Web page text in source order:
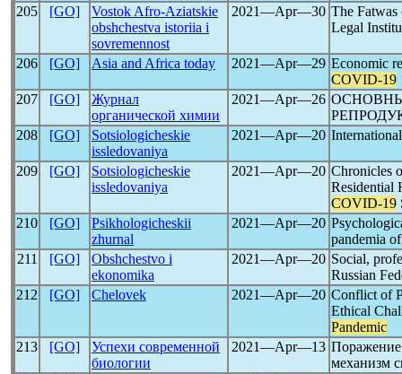
205
[GO]
Vostok Afro-Aziatskie
obshchestva istoriia i
sovremennost
2021―Apr―30 The
Legal
206 [GO] Asia and Africa today 2021―Apr―29 Economic
COVID-19
207
[GO]
Журнал
органической химии
2021―Apr―26
208
[GO]
Sotsiologicheskie
issledovaniya
2021―Apr―20
209 [GO]
Sotsiologicheskie
issledovaniya
2021―Apr―20 Chronicles
Residential
COVID-19
210
[GO]
Psikhologicheskii
zhurnal
2021―Apr―20
pandemia
211
[GO]
Obshchestvo i
ekonomika
2021―Apr―20 Social,
Russian
212
[GO] Chelovek 2021―Apr―20 Conflict of
Ethical
Pandemic
213
[GO]
Успехи современной
биологии
2021―Apr―13 Поражение
механизм